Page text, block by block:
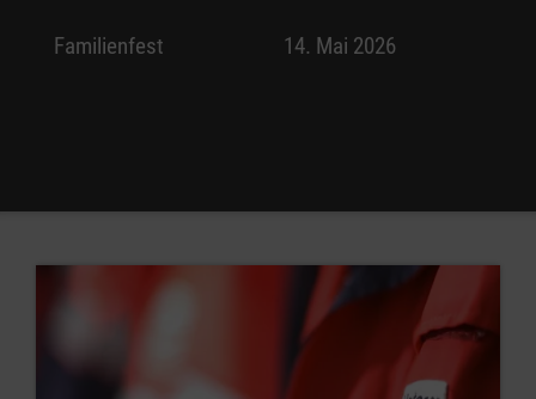
Familienfest 14. Mai 2026